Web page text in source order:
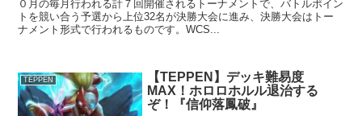
０月の毎月行われる計７回開催されるトーナメントで、バトルポイン
トを競い合う予選から上位32名が決勝大会に進み、決勝大会はトー
ナメント形式で行われるものです。WCS...
TEPPEN
【TEPPEN】デッキ難易度
MAX！ホロロホルル退治する
ぞ！『信仰落鳳破』